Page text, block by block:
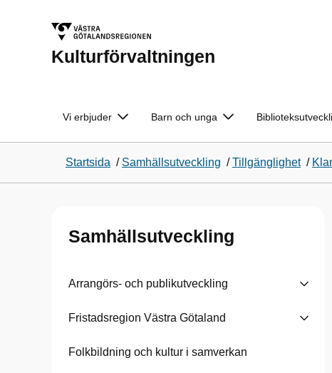
Kulturförvaltningen
Vi erbjuder Barn och unga
Startsida / Samhällsutveckling /Tillgänglighet /
Samhällsutveckling
Arrangörs- och publikutveckling
Fristadsregion Västra Götaland
Folkbildning och kultur i samverkan